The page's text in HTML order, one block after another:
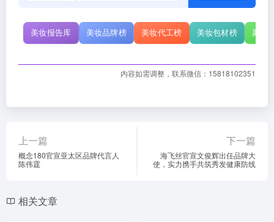
美妆报告库 美妆品牌榜 美妆代工榜 美妆包材榜 新原
内容如需调整，联系微信：15818102351
上一篇
概念180官宣亚太区品牌代言人
陈伟霆
下一篇
海飞丝官宣文俊辉出任品牌大
使，实力携手共筑秀发健康防线
相关文章